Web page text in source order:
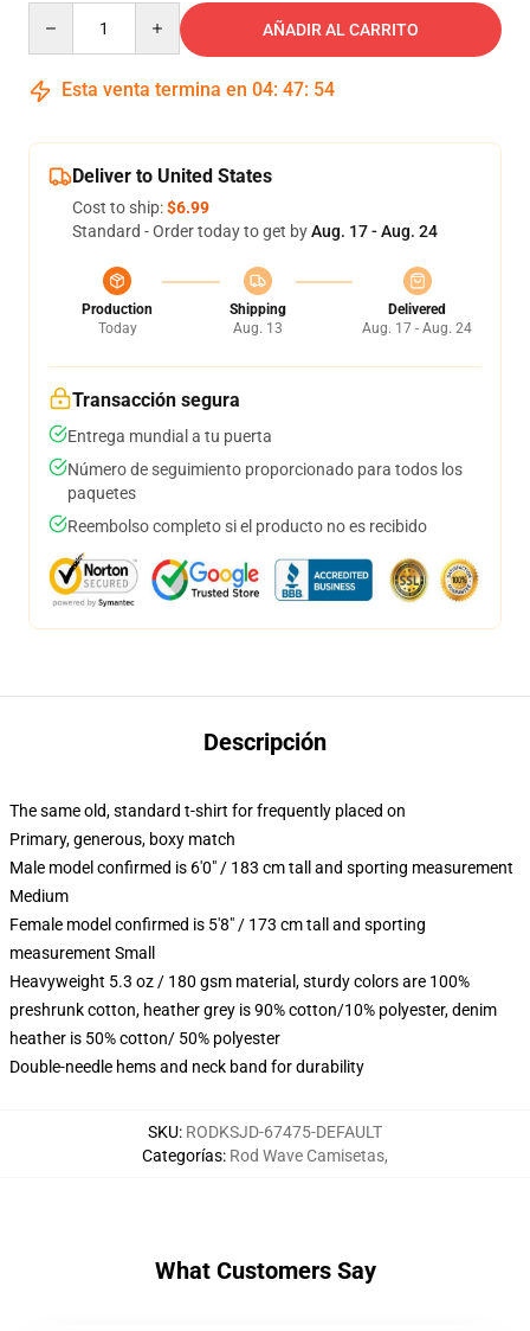
AÑADIR AL CARRITO
Esta venta termina en 04: 47: 54
Deliver to United States
Cost to ship:$6.99
Standard - Order today to get byAug. 17 - Aug. 24
Production
Today
Shipping
Aug. 13
Delivered
Aug. 17 - Aug. 24
Transacción segura
Entrega mundial a tu puerta
Número de seguimiento proporcionado para todos los
paquetes
Reembolso completo si el producto no es recibido
Descripción
The same old, standard t-shirt for frequently placed on
Primary, generous, boxy match
Male model confirmed is 6'0" / 183 cm tall and sporting measurement
Medium
Female model confirmed is 5'8" / 173 cm tall and sporting
measurement Small
Heavyweight 5.3 oz / 180 gsm material, sturdy colors are 100%
preshrunk cotton, heather grey is 90% cotton/10% polyester, denim
heather is 50% cotton/ 50% polyester
Double-needle hems and neck band for durability
SKU: RODKSJD-67475-DEFAULT
Categorías: Rod Wave Camisetas,
What Customers Say